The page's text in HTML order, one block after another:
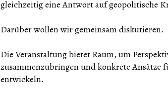
gleichzeitig eine Antwort auf geopolitische
Darüber wollen wir gemeinsam diskutieren.
Die Veranstaltung bietet Raum, um
zusammenzubringen und konkrete
entwickeln.